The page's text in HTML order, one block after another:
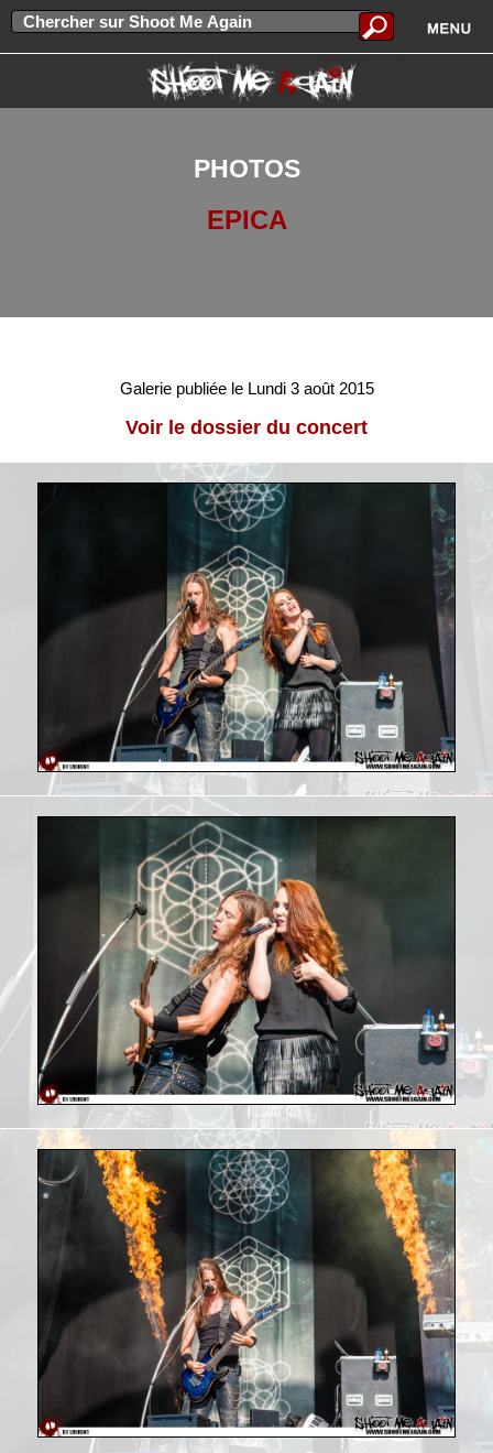
PHOTOS
EPICA
Galerie publiée le Lundi 3 août 2015
Voir le dossier du concert